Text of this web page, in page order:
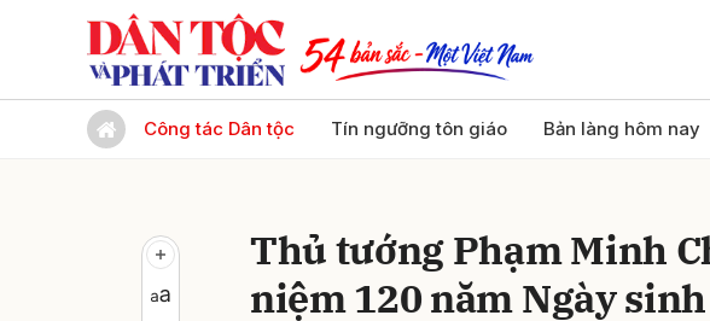
Công tác Dân tộc Tín ngưỡng tôn giáo Bản làng hôm nay
Thủ tướng Phạm Minh
niệm 120 năm Ngày
Gửi bình luận